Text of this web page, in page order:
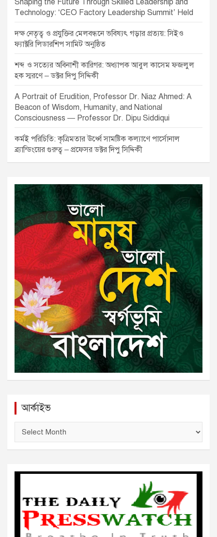
Shaping the Future Through Skilled Leadership and
Technology: ‘CEO Factory Leadership Summit’ Held
দক্ষ নেতৃত্ব ও প্রযুক্তির মেলবন্ধনে ভবিষ্যৎ গড়ার প্রত্যয়: সিইও
ফ্যাক্টরি লিডারশিপ সামিট অনুষ্ঠিত
শব্দ ও সত্যের অবিনাশী কারিগর: অধ্যাপক আবুল কাসেম ফজলুল
হক স্মরণে – ডক্টর দিপু সিদ্দিকী
A Portrait of Erudition, Professor Dr. Niaz Ahmed: A
Beacon of Wisdom, Humanity, and National
Consciousness — Professor Dr. Dipu Siddiqui
কর্মই পরিচিতি: কৃত্রিমতার ঊর্ধ্বে সামষ্টিক কল্যাণে পার্সোনাল
ব্র্যান্ডিংয়ের গুরুত্ব – প্রফেসর ডক্টর দিপু সিদ্দিকী
আর্কাইভ
ই